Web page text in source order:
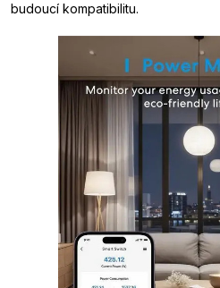
budoucí kompatibilitu.